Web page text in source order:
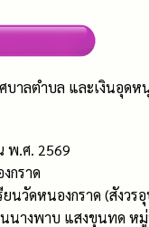
าลตำบล และเงินอุด
พ.ศ. 2569
กราด
นวัดหนองกราด (สังว
นนางพาบ แสงขุนทด ห